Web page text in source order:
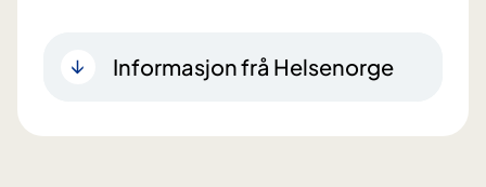
Informasjon frå Helsenorge